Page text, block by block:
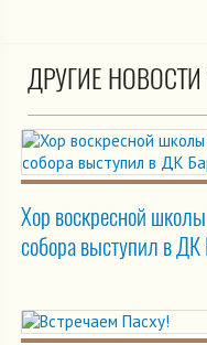
ДРУГИЕ
Хор воскресной
собора выступил в